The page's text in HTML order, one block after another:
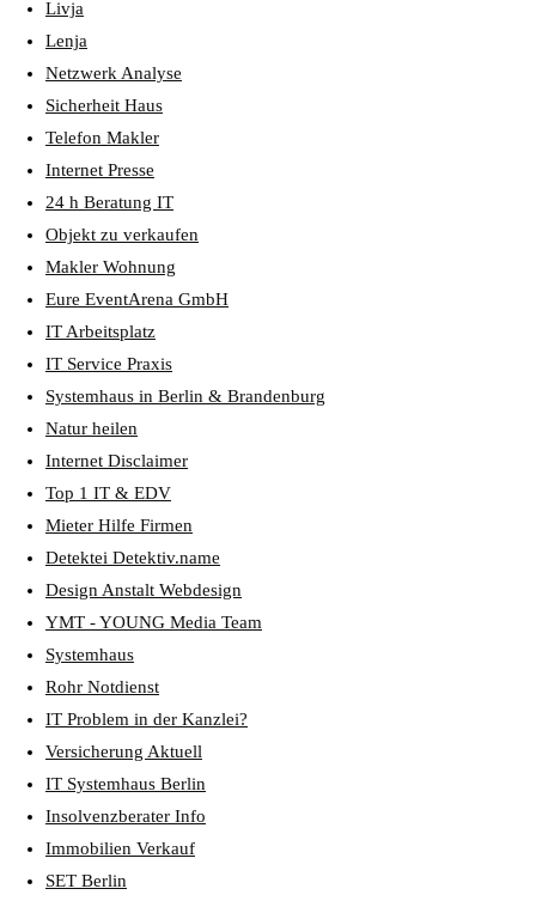
Livja
Lenja
Netzwerk Analyse
Sicherheit Haus
Telefon Makler
Internet Presse
24 h Beratung IT
Objekt zu verkaufen
Makler Wohnung
Eure EventArena GmbH
IT Arbeitsplatz
IT Service Praxis
Systemhaus in Berlin & Brandenburg
Natur heilen
Internet Disclaimer
Top 1 IT & EDV
Mieter Hilfe Firmen
Detektei Detektiv.name
Design Anstalt Webdesign
YMT - YOUNG Media Team
Systemhaus
Rohr Notdienst
IT Problem in der Kanzlei?
Versicherung Aktuell
IT Systemhaus Berlin
Insolvenzberater Info
Immobilien Verkauf
SET Berlin